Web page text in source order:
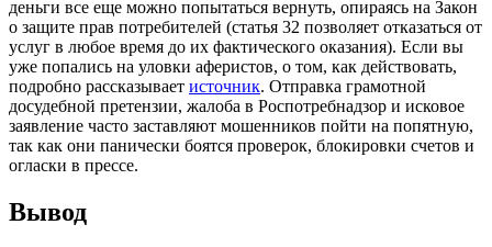
деньги все еще можно попытаться вернуть, опираясь на Закон
о защите прав потребителей (статья 32 позволяет отказаться от
услуг в любое время до их фактического оказания). Если вы
уже попались на уловки аферистов, о том, как действовать,
подробно рассказывает источник. Отправка грамотной
досудебной претензии, жалоба в Роспотребнадзор и исковое
заявление часто заставляют мошенников пойти на попятную,
так как они панически боятся проверок, блокировки счетов и
огласки в прессе.
Вывод